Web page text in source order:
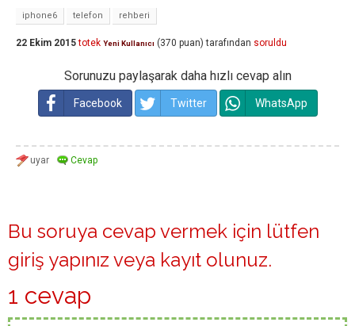
iphone6 telefon rehberi
22 Ekim 2015 totek Yeni Kullanıcı (370 puan) tarafından soruldu
Sorunuzu paylaşarak daha hızlı cevap alın
Facebook Twitter WhatsApp
Bu soruya cevap vermek için lütfen
giriş yapınız veya kayıt olunuz.
1 cevap